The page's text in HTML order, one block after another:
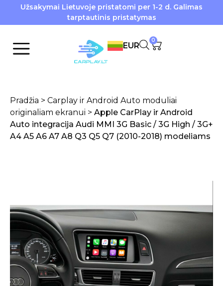
Užsakymai Lietuvoje pristatomi per 1-2 d. Galimas
tarptautinis pristatymas
EUR
0
Pradžia > Carplay ir Android Auto moduliai
originaliam ekranui > Apple CarPlay ir Android
Auto integracija Audi MMI 3G Basic / 3G High / 3G+
A4 A5 A6 A7 A8 Q3 Q5 Q7 (2010-2018) modeliams